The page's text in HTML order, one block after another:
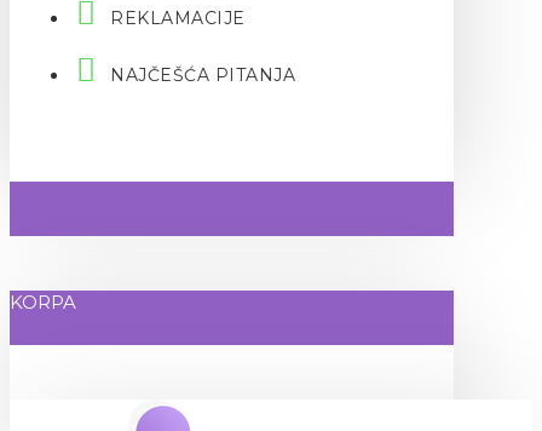
REKLAMACIJE
NAJČEŠĆA PITANJA
KORPA